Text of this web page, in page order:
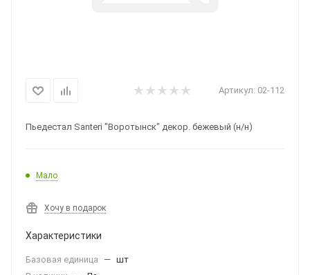
Артикул: 02-112
Пьедестал Santeri "Воротынск" декор. бежевый (н/н)
Мало
Хочу в подарок
Характеристики
Базовая единица — шт